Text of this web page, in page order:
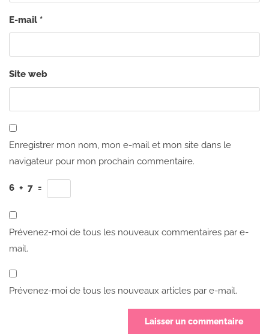
E-mail *
Site web
Enregistrer mon nom, mon e-mail et mon site dans le
navigateur pour mon prochain commentaire.
6 + 7 =
Prévenez-moi de tous les nouveaux commentaires par e-
mail.
Prévenez-moi de tous les nouveaux articles par e-mail.